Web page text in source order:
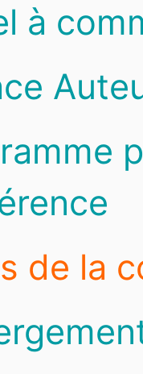
à
de la